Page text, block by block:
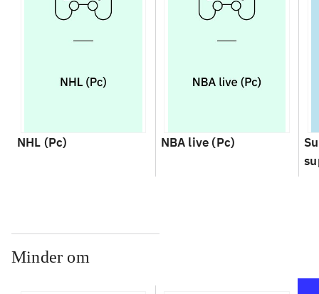
NHL (Pc) NBA live (Pc)
Minder om